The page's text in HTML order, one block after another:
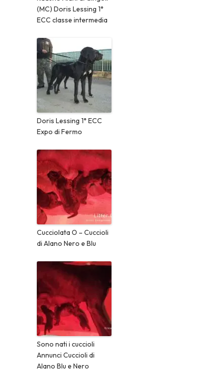
(MC) Doris Lessing 1°
ECC classe intermedia
Doris Lessing 1° ECC
Expo di Fermo
Cucciolata O – Cuccioli
di Alano Nero e Blu
Sono nati i cuccioli
Annunci Cuccioli di
Alano Blu e Nero